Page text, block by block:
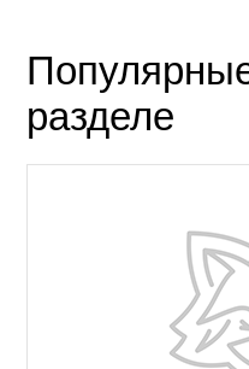
разделе